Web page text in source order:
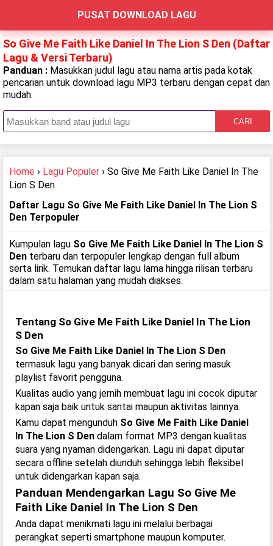
PUSAT DOWNLOAD LAGU
So Give Me Faith Like Daniel In The Lion S Den (Daftar
Lagu & Versi Terbaru)
Panduan : Masukkan judul lagu atau nama artis pada kotak
pencarian untuk download lagu MP3 terbaru dengan cepat dan
mudah.
CARI
Home › Lagu Populer › So Give Me Faith Like Daniel In The
Lion S Den
Daftar Lagu So Give Me Faith Like Daniel In The Lion S
Den Terpopuler
Kumpulan lagu So Give Me Faith Like Daniel In The Lion S
Den terbaru dan terpopuler lengkap dengan full album
serta lirik. Temukan daftar lagu lama hingga rilisan terbaru
dalam satu halaman yang mudah diakses.
Tentang So Give Me Faith Like Daniel In The Lion
S Den
So Give Me Faith Like Daniel In The Lion S Den
termasuk lagu yang banyak dicari dan sering masuk
playlist favorit pengguna.
Kualitas audio yang jernih membuat lagu ini cocok diputar
kapan saja baik untuk santai maupun aktivitas lainnya.
Kamu dapat mengunduh So Give Me Faith Like Daniel
In The Lion S Den dalam format MP3 dengan kualitas
suara yang nyaman didengarkan. Lagu ini dapat diputar
secara offline setelah diunduh sehingga lebih fleksibel
untuk didengarkan kapan saja.
Panduan Mendengarkan Lagu So Give Me
Faith Like Daniel In The Lion S Den
Anda dapat menikmati lagu ini melalui berbagai
perangkat seperti smartphone maupun komputer.